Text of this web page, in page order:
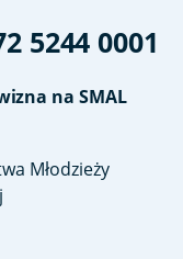
5244 0001
na SMAL
Młodzieży